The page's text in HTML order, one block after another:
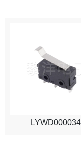
LYWD000034